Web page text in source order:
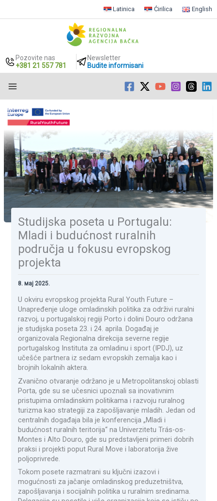
садржај
Latinica Ćirilica English
Pozovite nas
+381 21 557 781
Newsletter
Budite informisani
Studijska poseta u Portugalu:
Mladi i budućnost ruralnih
područja u fokusu evropskog
projekta
8. мај 2025.
U okviru evropskog projekta Rural Youth Future –
Unapređenje uloge omladinskih politika za održivi ruralni
razvoj, u portugalskoj regiji Porto i dolini Douro održana
je studijska poseta 23. i 24. aprila. Događaj je
organizovala Regionalna direkcija severne regije
portugalskog Instituta za omladinu i sport (IPDJ), uz
učešće partnera iz sedam evropskih zemalja kao i
brojnih lokalnih aktera.
Zvanično otvaranje održano je u Metropolitanskoj oblasti
Porta, gde su se učesnici upoznali sa inovativnim
pristupima omladinskim politikama i razvoju ruralnog
turizma kao strategiji za zapošljavanje mladih. Jedan od
centralnih događaja bila je konferencija „Mladi i
budućnost ruralnih teritorija“ na Univerzitetu Trás-os-
Montes i Alto Douro, gde su predstavljeni primeri dobrih
praksi i projekti poput Rural Move i laboratorija žive
poljoprivrede.
Tokom posete razmatrani su ključni izazovi i
mogućnosti za jačanje omladinskog preduzetništva,
zapošljavanja i socijalnih politika u ruralnim sredinama.